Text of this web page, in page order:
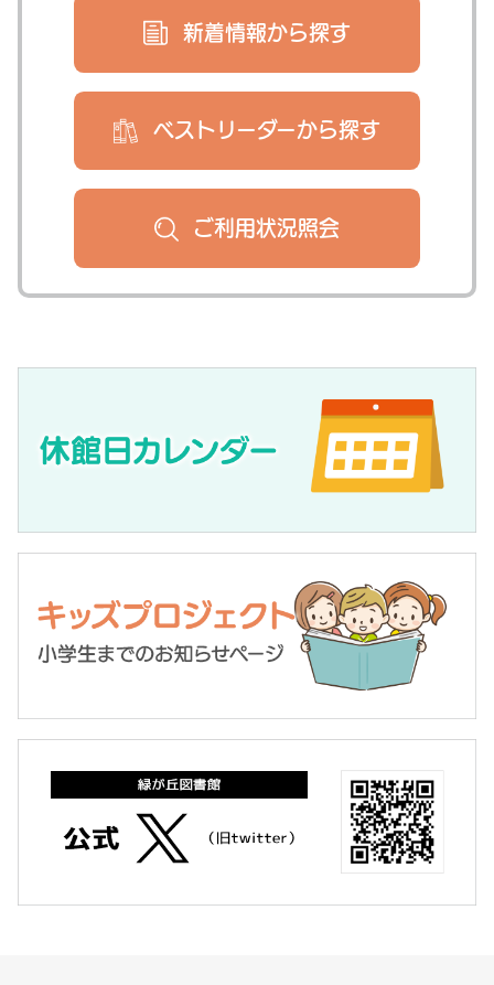
新着情報から探す
ベストリーダーから探す
ご利用状況照会